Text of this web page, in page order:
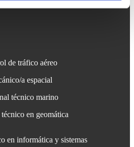
de tráfico aéreo
a espacial
técnico marino
en geomática
en informática y sistemas